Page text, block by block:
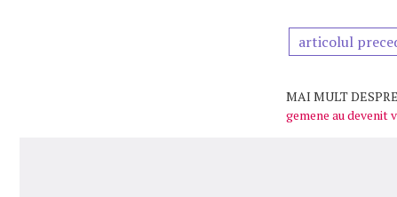
articolul
MAI MULT
gemene au devenit